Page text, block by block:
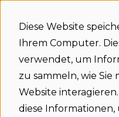
Diese Website
Ihrem Computer.
verwendet, um
zu sammeln, wie Sie
Website
diese